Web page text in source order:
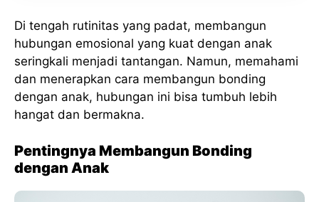
Di tengah rutinitas yang padat, membangun
hubungan emosional yang kuat dengan anak
seringkali menjadi tantangan. Namun, memahami
dan menerapkan cara membangun bonding
dengan anak, hubungan ini bisa tumbuh lebih
hangat dan bermakna.
Pentingnya Membangun Bonding
dengan Anak